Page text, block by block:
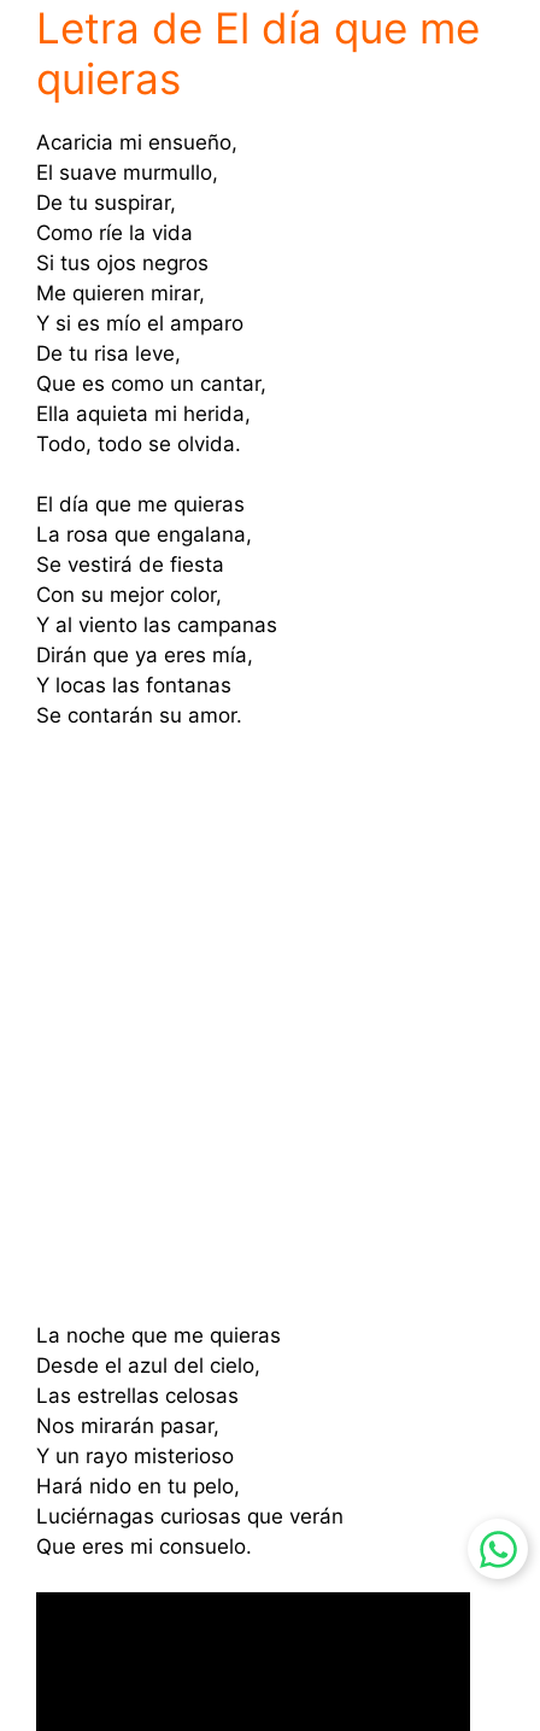
Letra de El día que me
quieras
Acaricia mi ensueño,
El suave murmullo,
De tu suspirar,
Como ríe la vida
Si tus ojos negros
Me quieren mirar,
Y si es mío el amparo
De tu risa leve,
Que es como un cantar,
Ella aquieta mi herida,
Todo, todo se olvida.
El día que me quieras
La rosa que engalana,
Se vestirá de fiesta
Con su mejor color,
Y al viento las campanas
Dirán que ya eres mía,
Y locas las fontanas
Se contarán su amor.
La noche que me quieras
Desde el azul del cielo,
Las estrellas celosas
Nos mirarán pasar,
Y un rayo misterioso
Hará nido en tu pelo,
Luciérnagas curiosas que verán
Que eres mi consuelo.